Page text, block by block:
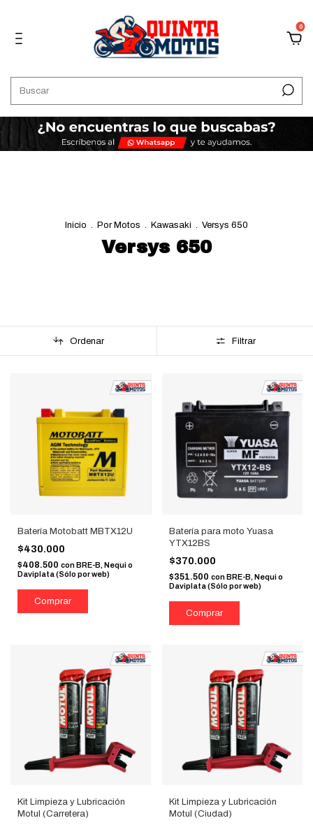
0
Inicio . Por Motos . Kawasaki . Versys 650
Versys 650
Ordenar Filtrar
Batería Motobatt MBTX12U
$430.000
$408.500 conBRE-B, Nequi o
Daviplata (Sólo por web)
Batería para moto Yuasa
YTX12BS
$370.000
$351.500 con BRE-B, Nequi o
Daviplata (Sólo por web)
Kit Limpieza y Lubricación
Motul (Carretera)
Kit Limpieza y Lubricación
Motul (Ciudad)